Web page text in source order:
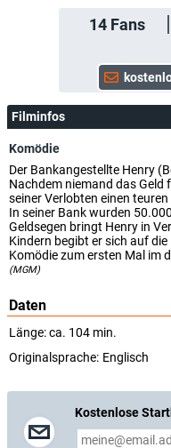
14Fans
Filminfos
Komödie
Der Bankangestellte Henry
Nachdem niemand das
seiner Verlobten einen
In seiner Bank wurden
Geldsegen bringt Henry in
Kindern begibt er sich auf
Komödie zum ersten Mal im
(MGM)
Daten
Länge: ca. 104 min.
Originalsprache: Englisch
Kostenlose